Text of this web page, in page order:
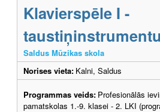
Klavierspēle I -
Saldus Mūzikas skola
Norises vieta: Kalni, Saldus
Programmas veids: Profesionālās
pamatskolas 1.-9. klasei - 2. LKI